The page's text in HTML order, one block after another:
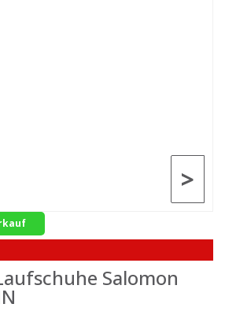
>
Salomon